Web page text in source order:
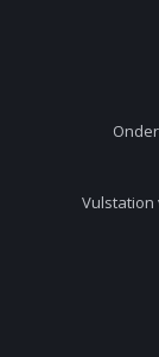
Vulstation